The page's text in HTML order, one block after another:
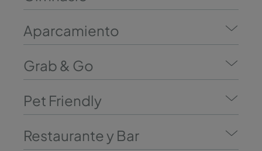
Aparcamiento
Grab & Go
Pet Friendly
Restaurante y Bar